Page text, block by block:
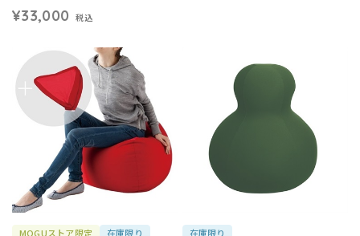
¥33,000 税込
MOGUストア限定
在庫限り
在庫限り